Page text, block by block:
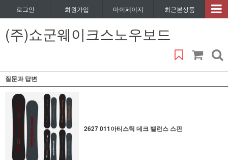
로그인 회원가입 마이페이지 최근본상품
(주)쇼군웨이크스노우보드
질문과 답변
2627 011아티스틱 데크 밸런스 스핀